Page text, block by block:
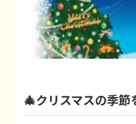
🎄クリスマスの季節